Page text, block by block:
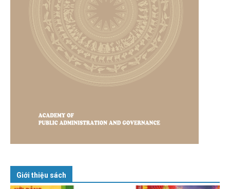
Giới thiệu sách